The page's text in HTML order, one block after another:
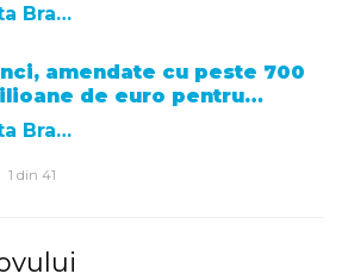
Gazeta Brasovului
amendate cu peste 700
de euro pentru…
Gazeta Brasovului
1 din 41